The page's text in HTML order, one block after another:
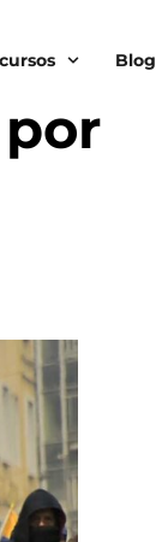
Blog